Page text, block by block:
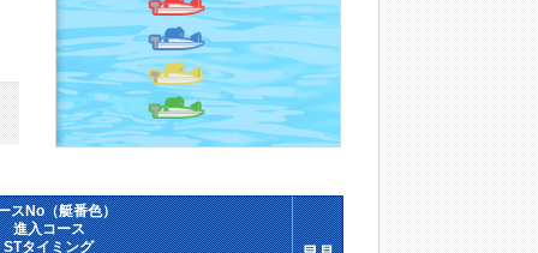
スNo（艇番色）
進入コース
STタイミング